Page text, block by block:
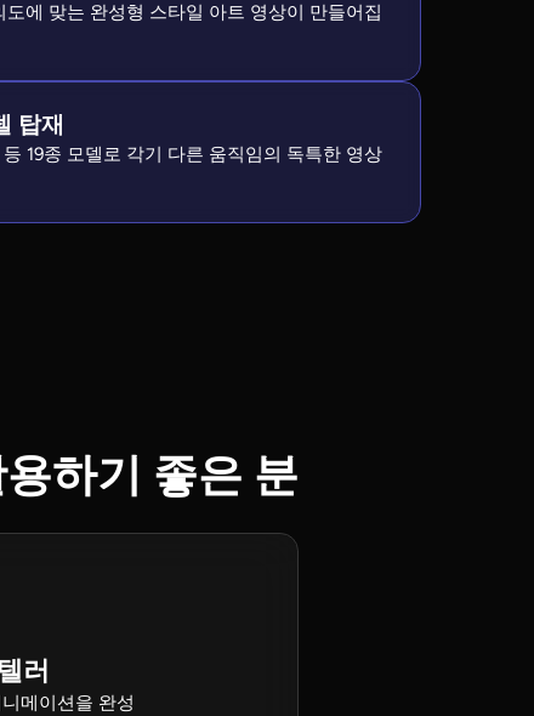
에 맞는 완성형 스타일 아트 영상이 만들어집
탑재
19종 모델로 각기 다른 움직임의 독특한 영상
하기 좋은 분
러
메이션을 완성